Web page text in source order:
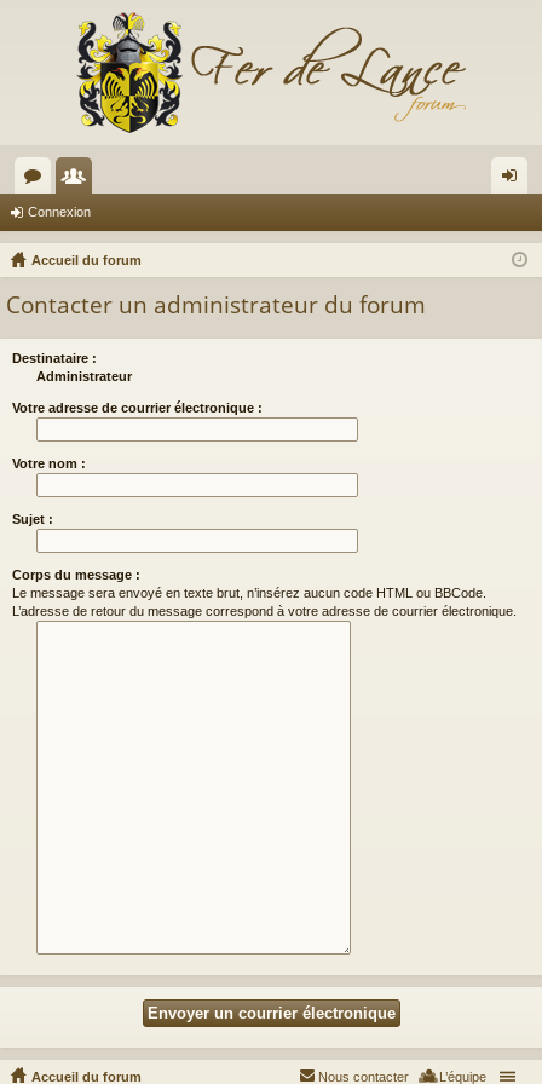
or
u
e
m ne
Connexion
Accueil du forum
Contacter un administrateur du forum
Destinataire :
Administrateur
Votre adresse de courrier électronique :
Votre nom :
Sujet :
Corps du message :
Le message sera envoyé en texte brut, n’insérez aucun code HTML ou BBCode.
L’adresse de retour du message correspond à votre adresse de courrier électronique.
Accueil du forum L’équipe
Nous contacter